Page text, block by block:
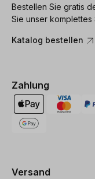
Bestellen Sie gratis
Sie unser komplettes
Katalog bestellen
Zahlung
Versand